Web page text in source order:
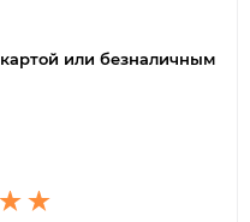
или безналичным